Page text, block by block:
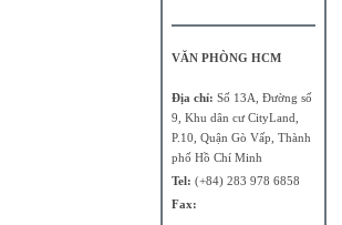
VĂN PHÒNG HCM
Địa chỉ: Số 13A, Đường số
9, Khu dân cư CityLand,
P.10, Quận Gò Vấp, Thành
phố Hồ Chí Minh
Tel: (+84) 283 978 6858
Fax: